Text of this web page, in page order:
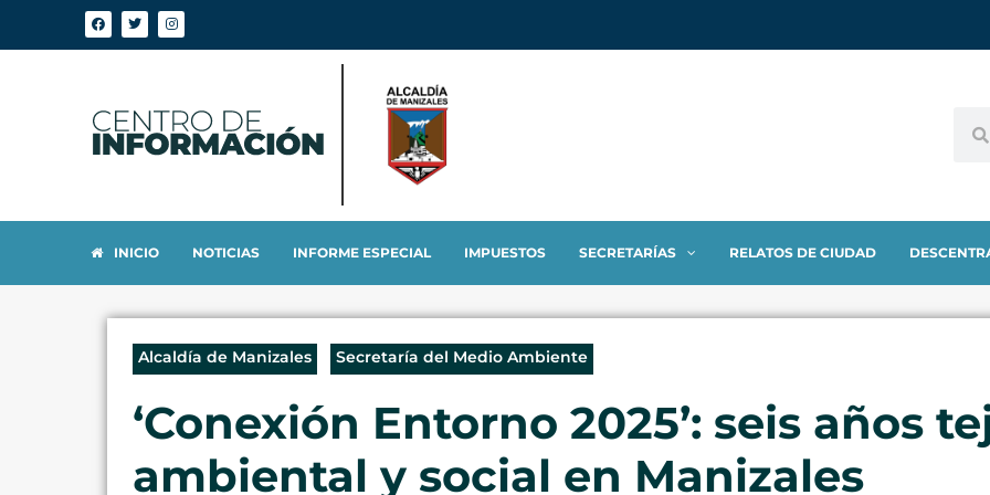
INICIO NOTICIAS INFORME ESPECIAL IMPUESTOS SECRETARÍAS RELATOS DE CIUDAD
Alcaldía de Manizales Secretaría del Medio Ambiente
‘Conexión Entorno 2025’: seis años
ambiental y social en Manizales